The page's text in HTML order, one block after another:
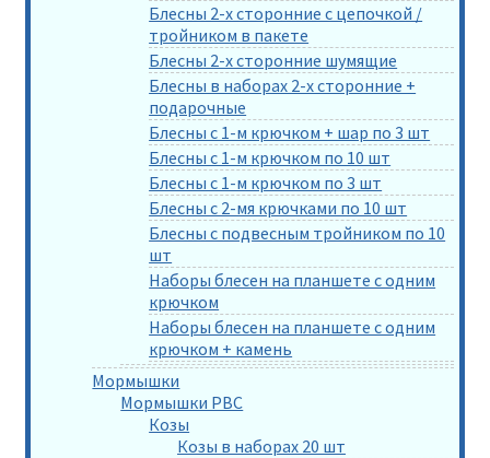
Блесны 2-х сторонние с цепочкой /
тройником в пакете
Блесны 2-х сторонние шумящие
Блесны в наборах 2-х сторонние +
подарочные
Блесны с 1-м крючком + шар по 3 шт
Блесны с 1-м крючком по 10 шт
Блесны с 1-м крючком по 3 шт
Блесны с 2-мя крючками по 10 шт
Блесны с подвесным тройником по 10
шт
Наборы блесен на планшете с одним
крючком
Наборы блесен на планшете с одним
крючком + камень
Мормышки
Мормышки РВС
Козы
Козы в наборах 20 шт